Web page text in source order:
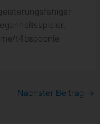
t4bspoonie
Nächster Beitrag →